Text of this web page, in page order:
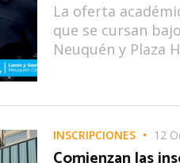
La oferta
que se cursan
Neuquén y Plaza
INSCRIPCIONES 12